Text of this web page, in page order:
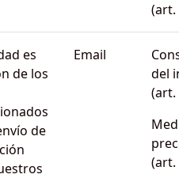
(art.
es
de los
de
Email
del
(art.
(art.